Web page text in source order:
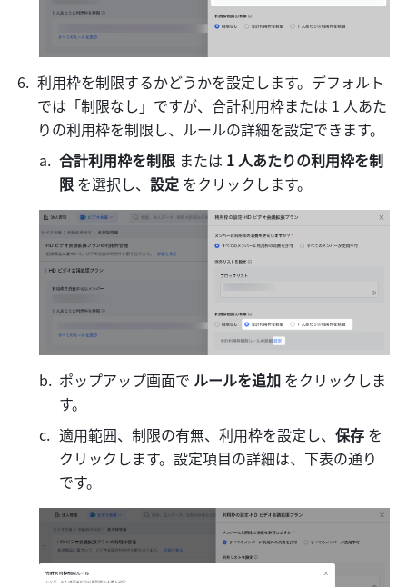
利用枠を制限するかどうかを設定します。デフォルト
では「制限なし」ですが、合計利用枠または 1 人あた
りの利用枠を制限し、ルールの詳細を設定できます。
合計利用枠を制限 または 1 人あたりの利用枠を制
限 を選択し、設定 をクリックします。
ポップアップ画面で ルールを追加 をクリックしま
す。
適用範囲、制限の有無、利用枠を設定し、保存 を
クリックします。設定項目の詳細は、下表の通り
です。